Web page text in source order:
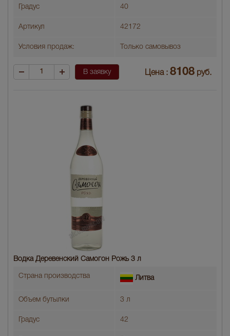
Градус 40
Артикул 42172
Условия продаж: Только самовывоз
В заявку Цена : 8108 руб.
Водка Деревенский Самогон Рожь 3 л
Страна производства Литва
Объем бутылки 3 л
Градус 42